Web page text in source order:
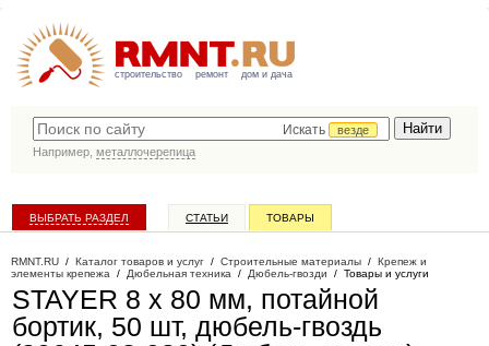
строительство ремонт дом и дача
Искать
везде
Например, металлочерепица
ВЫБРАТЬ РАЗДЕЛ СТАТЬИ ТОВАРЫ
RMNT.RU / Каталог товаров и услуг / Строительные материалы / Крепеж и
элементы крепежа / Дюбельная техника / Дюбель-гвозди / Товары и услуги
STAYER 8 х 80 мм, потайной
бортик, 50 шт, дюбель-гвоздь